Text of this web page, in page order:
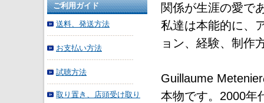
関係が生涯の愛で
私達は本能的に、
ョン、経験、制作
Guillaume
本物です。2000年
ご利用ガイド
送料、発送方法
お支払い方法
試聴方法
取り置き、店頭受け取り